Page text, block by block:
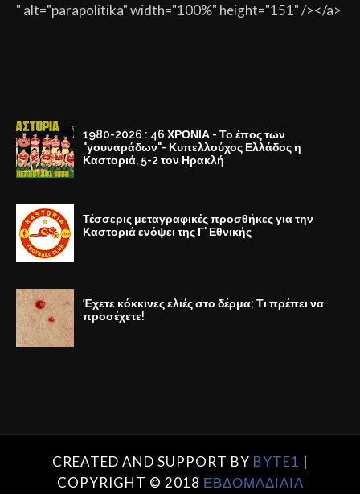
" alt="parapolitika" width="100%" height="151" /></a>
1980-2026 : 46 ΧΡΟΝΙΑ - Το έπος των
"γουναράδων"- Κυπελλούχος Ελλάδος η
Καστοριά, 5-2 τον Ηρακλή
Τέσσερις μεταγραφικές προσθήκες για την
Καστοριά ενόψει της Γ' Εθνικής
Έχετε κόκκινες ελιές στο δέρμα; Τι πρέπει να
προσέχετε!
CREATED AND SUPPORT BY BYTE1 |
COPYRIGHT © 2018 ΕΒΔΟΜΑΔΙΑΙΑ